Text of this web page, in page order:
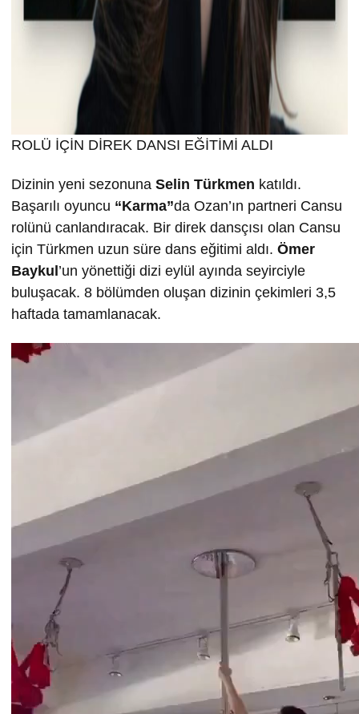
ROLÜ İÇİN DİREK DANSI EĞİTİMİ ALDI
Dizinin yeni sezonuna Selin Türkmen katıldı.
Başarılı oyuncu “Karma”da Ozan’ın partneri Cansu
rolünü canlandıracak. Bir direk dansçısı olan Cansu
için Türkmen uzun süre dans eğitimi aldı. Ömer
Baykul ’un yönettiği dizi eylül ayında seyirciyle
buluşacak. 8 bölümden oluşan dizinin çekimleri 3,5
haftada tamamlanacak.